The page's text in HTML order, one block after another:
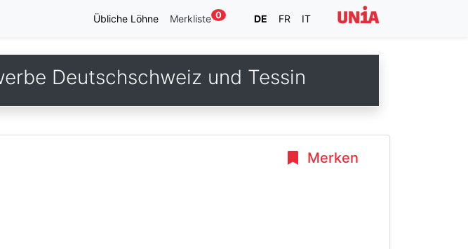
Übliche Löhne Merkliste 0 DE FR IT
Deutschschweiz und Tessin
Merken